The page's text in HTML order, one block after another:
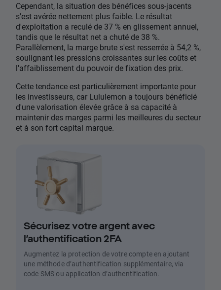
Cependant, la situation des bénéfices sous-jacents
s'est avérée nettement plus faible. Le résultat
d'exploitation a reculé de 37 % en glissement annuel,
tandis que le résultat net a chuté de 38 %.
Parallèlement, la marge brute s'est resserrée à 54,2 %,
soulignant les pressions croissantes sur les coûts et
l'affaiblissement du pouvoir de fixation des prix.
Cette tendance est particulièrement importante pour
les investisseurs, car Lululemon a toujours bénéficié
d'une valorisation élevée grâce à sa capacité à
maintenir des marges parmi les meilleures du secteur
et à son fort capital marque.
Sécurisez votre argent avec
l’authentification 2FA
Augmentez la protection de votre compte en ajoutant
une méthode d’authentification supplémentaire, via
code SMS ou application d’authentification.